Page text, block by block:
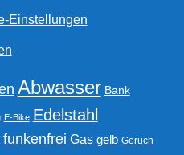
Einstellungen
Abwasser Bank
E-Bike Edelstahl
funkenfrei Gas gelb Geruch